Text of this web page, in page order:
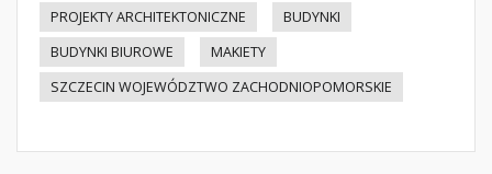
PROJEKTY ARCHITEKTONICZNE
BUDYNKI
BUDYNKI BIUROWE
MAKIETY
SZCZECIN WOJEWÓDZTWO ZACHODNIOPOMORSKIE